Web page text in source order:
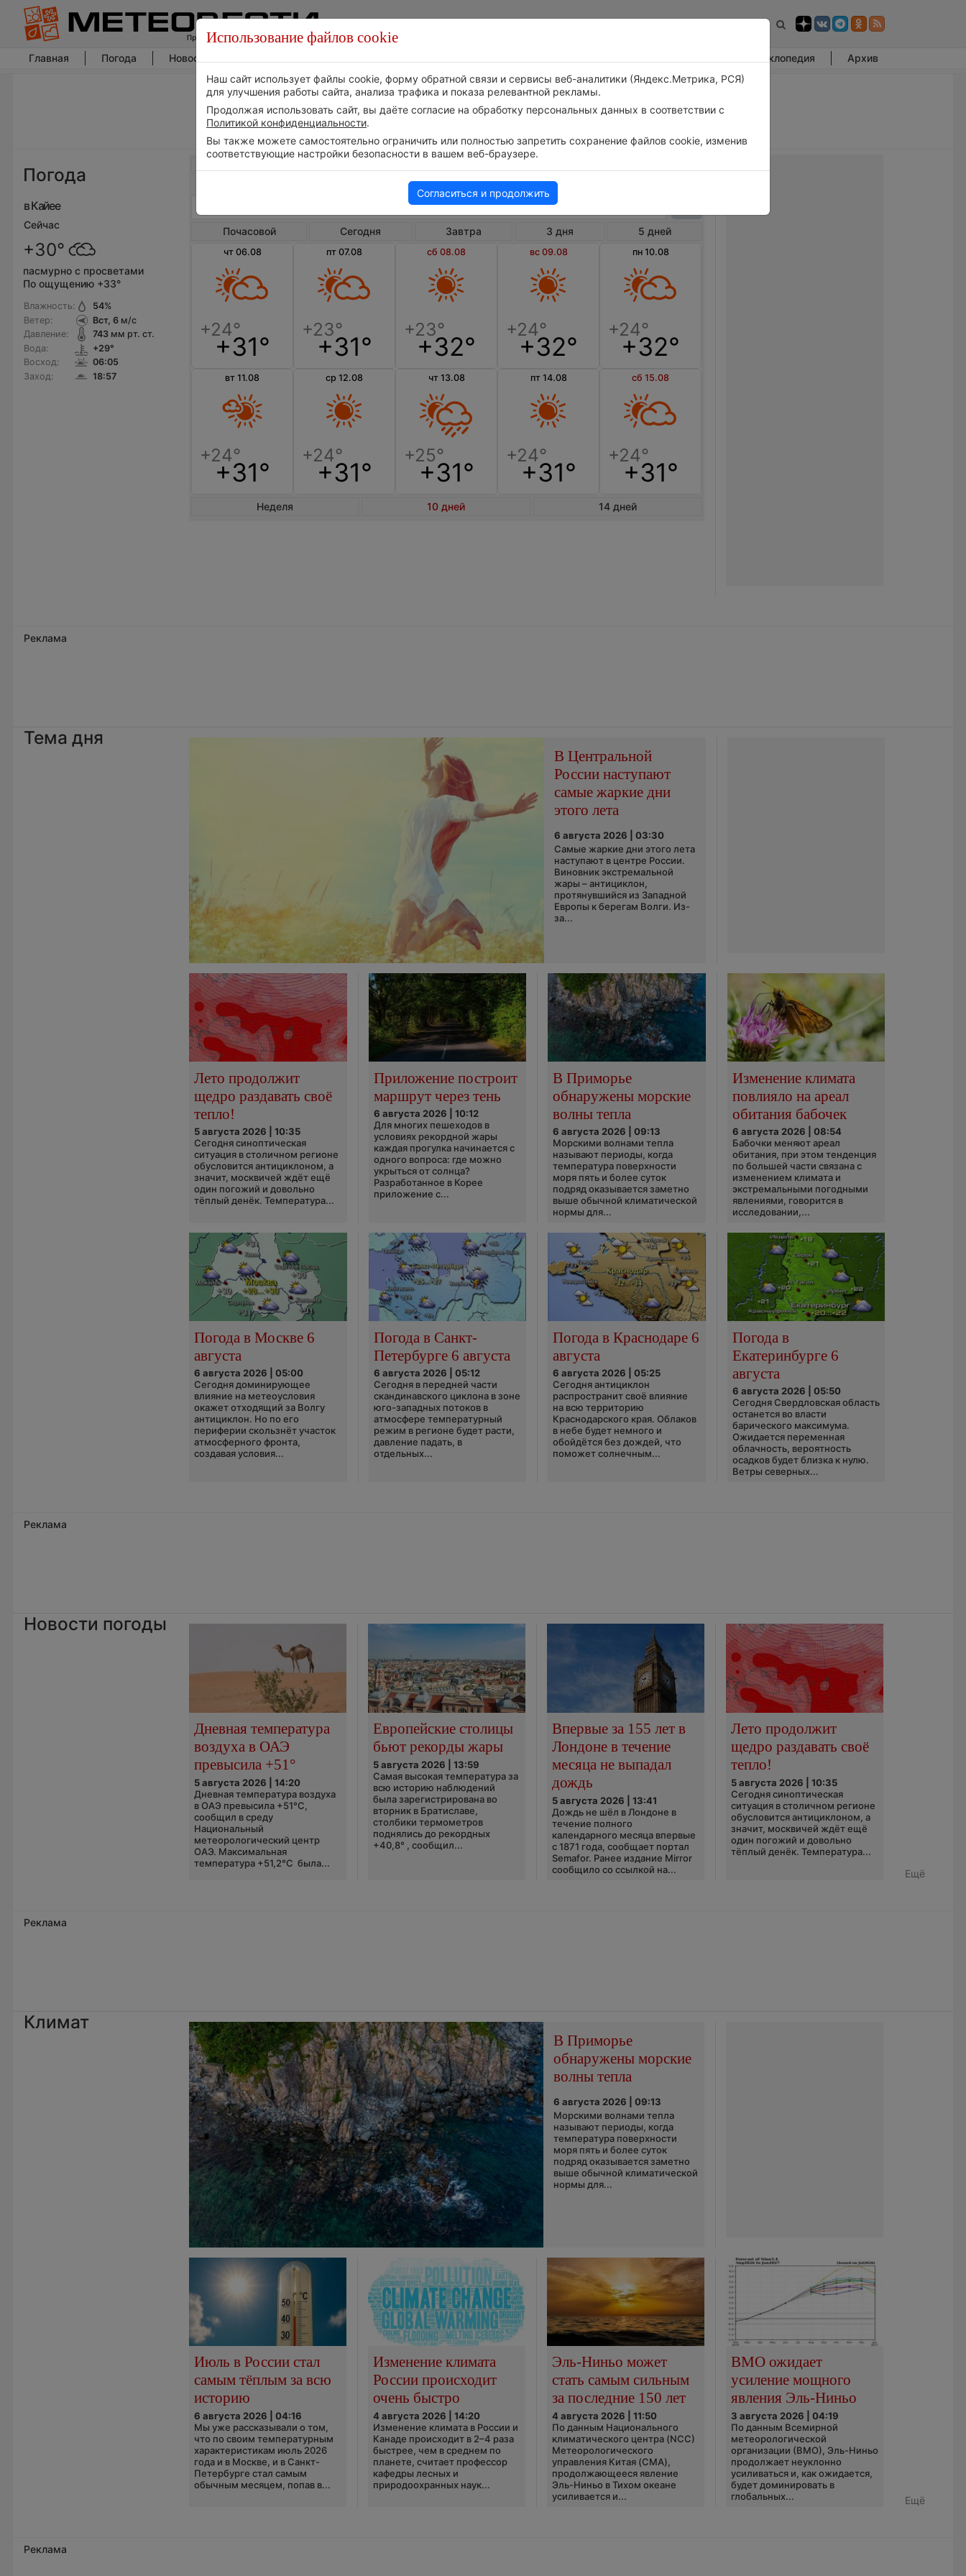
Главная Погода Новости погоды Энциклопедия Архив
Погода
в Кайее
Сейчас
+30°
пасмурно с просветами
По ощущению +33°
Влажность:
Ветер:
Давление:
Вода:
Восход:
Заход:
54%
Вст, 6м/с
743мм рт. ст.
+29°
06:05
18:57
Погода в Кайее на 10 дней
Почасовой Сегодня Завтра 3 дня 5 дней
чт 06.08
+31°
пт 07.08
+31°
сб 08.08
+32°
вс 09.08
+32°
пн 10.08
+32°
вт 11.08
+31°
ср 12.08
+31°
чт 13.08
+31°
пт 14.08
+31°
сб 15.08
+31°
Неделя 10 дней 14 дней
Реклама
Тема дня
В Центральной
России наступают
самые жаркие дни
этого лета
6 августа 2026 | 03:30
Самые жаркие дни этого лета
наступают в центре России.
Виновник экстремальной
жары – антициклон,
протянувшийся из Западной
Европы к берегам Волги. Из-
за...
Лето продолжит
щедро раздавать своё
тепло!
5 августа 2026 | 10:35
Сегодня синоптическая
ситуация в столичном регионе
обусловится антициклоном, а
значит, москвичей ждёт ещё
один погожий и довольно
тёплый денёк. Температура...
Приложение построит
маршрут через тень
6 августа 2026 | 10:12
Для многих пешеходов в
условиях рекордной жары
каждая прогулка начинается с
одного вопроса: где можно
укрыться от солнца?
Разработанное в Корее
приложение с...
В Приморье
обнаружены морские
волны тепла
6 августа 2026 | 09:13
Морскими волнами тепла
называют периоды, когда
температура поверхности
моря пять и более суток
подряд оказывается заметно
выше обычной климатической
нормы для...
Изменение климата
повлияло на ареал
обитания бабочек
6 августа 2026 | 08:54
Бабочки меняют ареал
обитания, при этом тенденция
по большей части связана с
изменением климата и
экстремальными погодными
явлениями, говорится в
исследовании,...
Погода в Москве 6
августа
6 августа 2026 | 05:00
Сегодня доминирующее
влияние на метеоусловия
окажет отходящий за Волгу
антициклон. Но по его
периферии скользнёт участок
атмосферного фронта,
создавая условия...
Погода в Санкт-
Петербурге 6 августа
6 августа 2026 | 05:12
Сегодня в передней части
скандинавского циклона в зоне
юго-западных потоков в
атмосфере температурный
режим в регионе будет расти,
давление падать, в
отдельных...
Погода в Краснодаре 6
августа
6 августа 2026 | 05:25
Сегодня антициклон
распространит своё влияние
на всю территорию
Краснодарского края. Облаков
в небе будет немного и
обойдётся без дождей, что
поможет солнечным...
Погода в
Екатеринбурге 6
августа
6 августа 2026 | 05:50
Сегодня Свердловская область
останется во власти
барического максимума.
Ожидается переменная
облачность, вероятность
осадков будет близка к нулю.
Ветры северных...
Реклама
Новости погоды
Дневная температура
воздуха в ОАЭ
превысила +51°
5 августа 2026 | 14:20
Дневная температура воздуха
в ОАЭ превысила +51°C,
сообщил в среду
Национальный
метеорологический центр
ОАЭ. Максимальная
температура +51,2°C была...
Европейские столицы
бьют рекорды жары
5 августа 2026 | 13:59
Самая высокая температура за
всю историю наблюдений
была зарегистрирована во
вторник в Братиславе,
столбики термометров
поднялись до рекордных
+40,8° , сообщил...
Впервые за 155 лет в
Лондоне в течение
месяца не выпадал
дождь
5 августа 2026 | 13:41
Дождь не шёл в Лондоне в
течение полного
календарного месяца впервые
с 1871 года, сообщает портал
Semafor. Ранее издание Mirror
сообщило со ссылкой на...
Лето продолжит
щедро раздавать своё
тепло!
5 августа 2026 | 10:35
Сегодня синоптическая
ситуация в столичном регионе
обусловится антициклоном, а
значит, москвичей ждёт ещё
один погожий и довольно
тёплый денёк. Температура...
Ещё
Реклама
Климат
В Приморье
обнаружены морские
волны тепла
6 августа 2026 | 09:13
Морскими волнами тепла
называют периоды, когда
температура поверхности
моря пять и более суток
подряд оказывается заметно
выше обычной климатической
нормы для...
Июль в России стал
самым тёплым за всю
историю
6 августа 2026 | 04:16
Мы уже рассказывали о том,
что по своим температурным
характеристикам июль 2026
года и в Москве, и в Санкт-
Петербурге стал самым
обычным месяцем, попав в...
Изменение климата
России происходит
очень быстро
4 августа 2026 | 14:20
Изменение климата в России и
Канаде происходит в 2–4 раза
быстрее, чем в среднем по
планете, считает профессор
кафедры лесных и
природоохранных наук...
Эль-Ниньо может
стать самым сильным
за последние 150 лет
4 августа 2026 | 11:50
По данным Национального
климатического центра (NCC)
Метеорологического
управления Китая (CMA),
продолжающееся явление
Эль-Ниньо в Тихом океане
усиливается и...
ВМО ожидает
усиление мощного
явления Эль-Ниньо
3 августа 2026 | 04:19
По данным Всемирной
метеорологической
организации (ВМО), Эль-Ниньо
продолжает неуклонно
усиливаться и, как ожидается,
будет доминировать в
глобальных...
Ещё
Реклама
Использование файлов cookie
Наш сайт использует файлы cookie, форму обратной связи и сервисы веб-аналитики (Яндекс.Метрика, РСЯ)
для улучшения работы сайта, анализа трафика и показа релевантной рекламы.
Продолжая использовать сайт, вы даёте согласие на обработку персональных данных в соответствии с
Политикой конфиденциальности.
Вы также можете самостоятельно ограничить или полностью запретить сохранение файлов cookie, изменив
соответствующие настройки безопасности в вашем веб-браузере.
Согласиться и продолжить